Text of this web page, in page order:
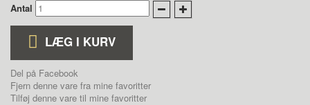
Antal
LÆG I KURV
Del på Facebook
Fjern denne vare fra mine favoritter
Tilføj denne vare til mine favoritter